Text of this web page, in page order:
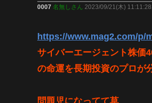
0007 名無しさん 2023/09/21(木)
https://www.mag2.com/p/
サイバーエージェント株価
の命運を長期投資のプロが
問題児になってて草